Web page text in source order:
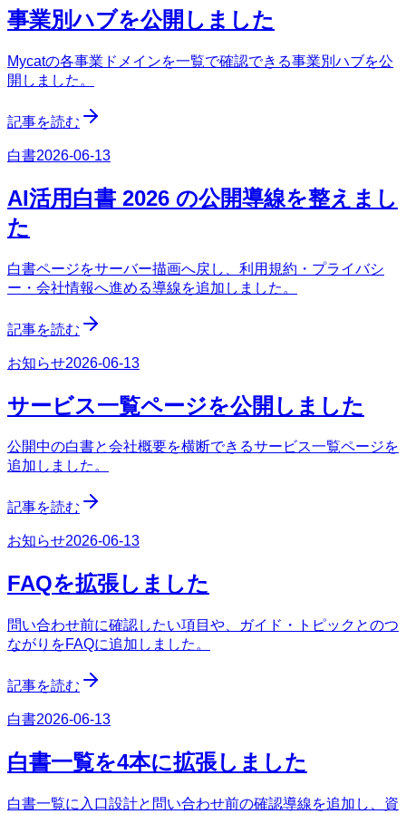
事業別ハブを公開しました
Mycatの各事業ドメインを一覧で確認できる事業別ハブを公
開しました。
記事を読む
白書2026-06-13
AI活用白書 2026 の公開導線を整えまし
た
白書ページをサーバー描画へ戻し、利用規約・プライバシ
ー・会社情報へ進める導線を追加しました。
記事を読む
お知らせ2026-06-13
サービス一覧ページを公開しました
公開中の白書と会社概要を横断できるサービス一覧ページを
追加しました。
記事を読む
お知らせ2026-06-13
FAQを拡張しました
問い合わせ前に確認したい項目や、ガイド・トピックとのつ
ながりをFAQに追加しました。
記事を読む
白書2026-06-13
白書一覧を4本に拡張しました
白書一覧に入口設計と問い合わせ前の確認導線を追加し、資